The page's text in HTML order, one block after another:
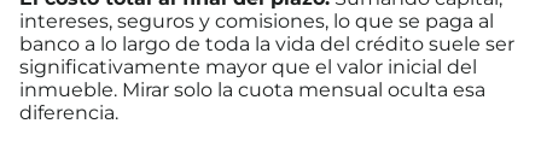
intereses, seguros y comisiones, lo que se paga al
banco a lo largo de toda la vida del crédito suele ser
significativamente mayor que el valor inicial del
inmueble. Mirar solo la cuota mensual oculta esa
diferencia.